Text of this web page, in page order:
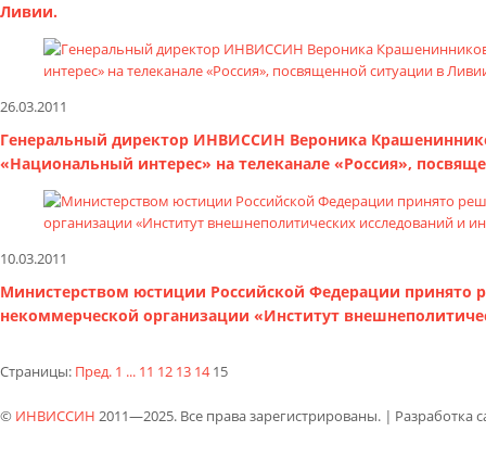
Ливии.
26.03.2011
Генеральный директор ИНВИССИН Вероника
«Национальный интерес» на телеканале «Россия»,
10.03.2011
Министерством юстиции Российской Федерации принято
некоммерческой организации «Институт
Страницы: Пред. 1 ... 11 12 13 14 15
© ИНВИССИН 2011—2025. Все права зарегистрированы. | Разработка